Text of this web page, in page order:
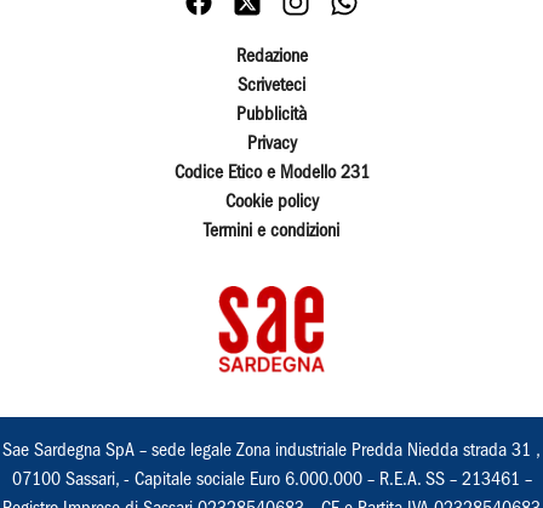
Redazione
Scriveteci
Pubblicità
Privacy
Codice Etico e Modello 231
Cookie policy
Termini e condizioni
Sae Sardegna SpA – sede legale Zona industriale Predda Niedda strada 31 ,
07100 Sassari, - Capitale sociale Euro 6.000.000 – R.E.A. SS – 213461 –